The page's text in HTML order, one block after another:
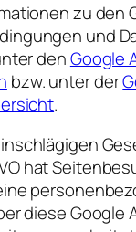
zu den
und
denGoogle
bzw. unter der
.
hat
diese Google